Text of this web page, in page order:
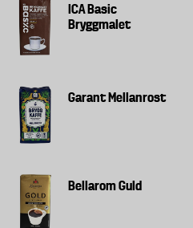
ICA Basic
Bryggmalet
Garant Mellanrost
Bellarom Guld